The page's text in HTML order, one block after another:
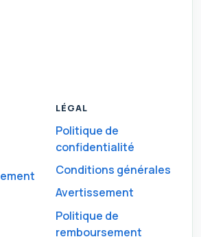
LÉGAL
Politique de
confidentialité
Conditions générales
Avertissement
Politique de
remboursement